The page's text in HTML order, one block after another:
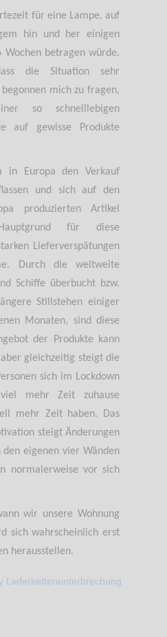
für eine Lampe, auf
hin und her einigen
Wochen betragen würde.
die Situation sehr
mich zu fragen,
so schnelllebigen
auf gewisse Produkte
in Europa den Verkauf
und sich auf den
produzierten Artikel
für diese
Lieferverspätungen
Durch die weltweite
Schiffe überbucht bzw.
Stillstehen einiger
Monaten, sind diese
der Produkte kann
gleichzeitig steigt die
sich im Lockdown
mehr Zeit zuhause
mehr Zeit haben. Das
steigt Änderungen
den eigenen vier Wänden
normalerweise vor sich
wir unsere Wohnung
sich wahrscheinlich erst
herausstellen.
Lieferkettenunterbrechung